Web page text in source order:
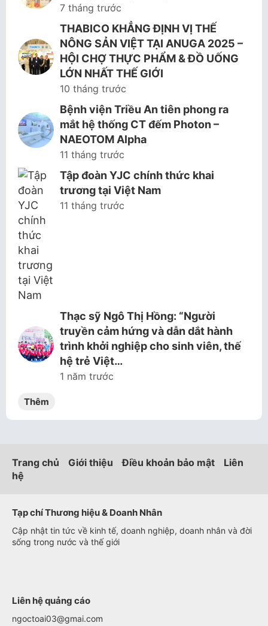
7 tháng trước
THABICO KHẲNG ĐỊNH VỊ THẾ
NÔNG SẢN VIỆT TẠI ANUGA 2025 –
HỘI CHỢ THỰC PHẨM & ĐỒ UỐNG
LỚN NHẤT THẾ GIỚI
10 tháng trước
Bệnh viện Triều An tiên phong ra
mắt hệ thống CT đếm Photon –
NAEOTOM Alpha
11 tháng trước
Tập đoàn YJC chính thức khai
trương tại Việt Nam
11 tháng trước
Thạc sỹ Ngô Thị Hồng: “Người
truyền cảm hứng và dẫn dắt hành
trình khởi nghiệp cho sinh viên, thế
hệ trẻ Việt…
1 năm trước
Thêm
Trang chủ Giới thiệu Điều khoản bảo mật
Liên
hệ
Tạp chí Thương hiệu & Doanh Nhân
Cập nhật tin tức về kinh tế, doanh nghiệp, doanh nhân và đời
sống trong nước và thế giới
Liên hệ quảng cáo
ngoctoai03@gmai.com